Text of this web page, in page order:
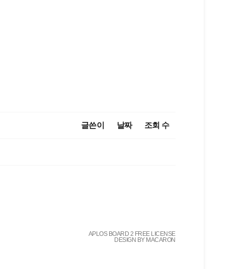
글쓴이 날짜 조회 수
APLOS BOARD 2 FREE LICENSE
DESIGN BY MACARON